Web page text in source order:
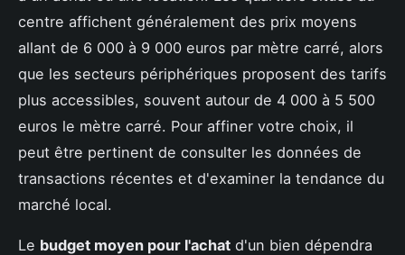
centre affichent généralement des prix moyens
allant de 6 000 à 9 000 euros par mètre carré, alors
que les secteurs périphériques proposent des tarifs
plus accessibles, souvent autour de 4 000 à 5 500
euros le mètre carré. Pour affiner votre choix, il
peut être pertinent de consulter les données de
transactions récentes et d'examiner la tendance du
marché local.
Le budget moyen pour l'achat d'un bien dépendra